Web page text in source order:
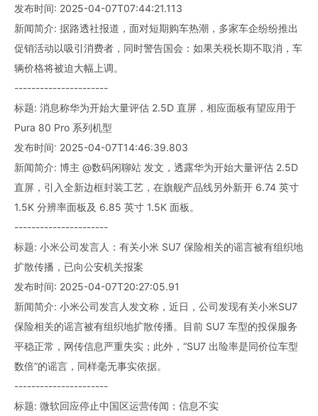
发布时间: 2025-04-07T07:44:21.113
新闻简介: 据路透社报道，面对短期购车热潮，多家车企纷纷推出
促销活动以吸引消费者，同时警告国会：如果关税长期不取消，车
辆价格将被迫大幅上调。
----------------------
标题: 消息称华为开始大量评估 2.5D 直屏，相应面板有望应用于
Pura 80 Pro 系列机型
发布时间: 2025-04-07T14:46:39.803
新闻简介: 博主 @数码闲聊站 发文，透露华为开始大量评估 2.5D
直屏，引入全新边框封装工艺，在旗舰产品线另外新开 6.74 英寸
1.5K 分辨率面板及 6.85 英寸 1.5K 面板。
----------------------
标题: 小米公司发言人：有关小米 SU7 保险相关的谣言被有组织地
扩散传播，已向公安机关报案
发布时间: 2025-04-07T20:27:05.91
新闻简介: 小米公司发言人发文称，近日，公司发现有关小米SU7
保险相关的谣言被有组织地扩散传播。目前 SU7 车型的投保服务
平稳正常，网传信息严重失实；此外，“SU7 出险率是同价位车型
数倍”的谣言，同样毫无事实依据。
----------------------
标题: 微软回应停止中国区运营传闻：信息不实